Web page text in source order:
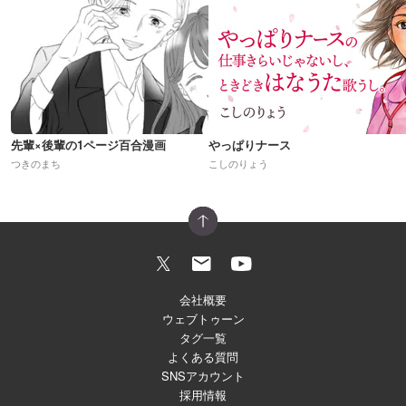
先輩×後輩の1ページ百合漫画
つきのまち
やっぱりナース
こしのりょう
会社概要
ウェブトゥーン
タグ一覧
よくある質問
SNSアカウント
採用情報